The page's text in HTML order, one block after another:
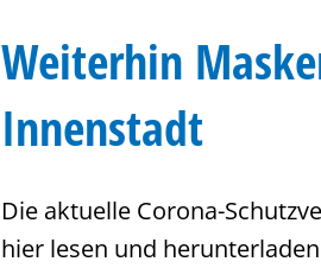
Weiterhin
Innenstadt
Die aktuelle Corona-
hier lesen und